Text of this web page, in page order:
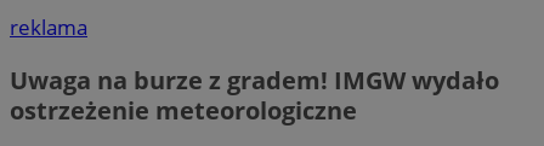
reklama
Uwaga na burze z gradem! IMGW wydało
ostrzeżenie meteorologiczne